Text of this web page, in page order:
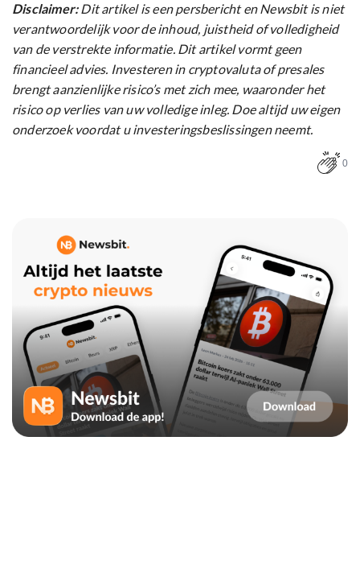
Disclaimer:Dit artikel is een persbericht en Newsbit is niet
verantwoordelijk voor de inhoud, juistheid of volledigheid
van de verstrekte informatie. Dit artikel vormt geen
financieel advies. Investeren in cryptovaluta of presales
brengt aanzienlijke risico’s met zich mee, waaronder het
risico op verlies van uw volledige inleg. Doe altijd uw eigen
onderzoek voordat u investeringsbeslissingen neemt.
0